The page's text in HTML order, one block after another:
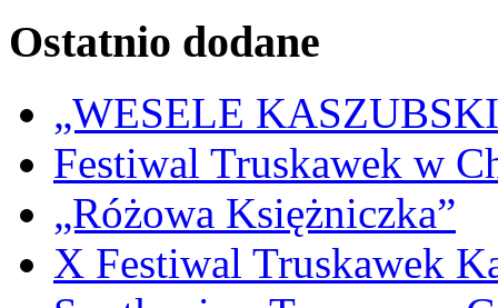
Ostatnio dodane
„WESELE
Festiwal Truskawek w
„Różowa Księżniczka”
X Festiwal Truskawek